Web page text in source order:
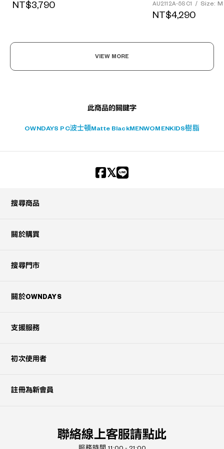
NT$3,790
AU2112A-5S C1
/ Size: M
NT$4,290
VIEW MORE
此商品的關鍵字
OWNDAYS PC波士頓 Matte BlackMENWOMEN KIDS樹脂
搜尋商品
關於購買
搜尋門市
關於OWNDAYS
支援服務
初次使用者
註冊為新會員
聯絡線上客服請點此